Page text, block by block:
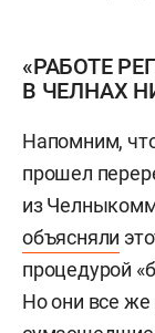
«РАБОТЕ
В ЧЕЛНАХ
Напомним,
прошел
из
объясняли
процедурой
Но они все